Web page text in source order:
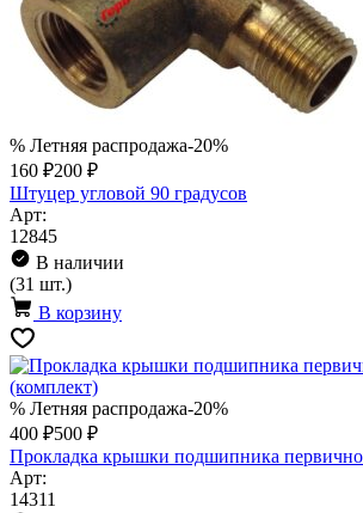
% Летняя распродажа-20%
160 ₽200 ₽
Штуцер угловой 90 градусов
Арт:
12845
В наличии
(31 шт.)
В корзину
% Летняя распродажа-20%
400 ₽500 ₽
Прокладка крышки подшипника
Арт:
14311